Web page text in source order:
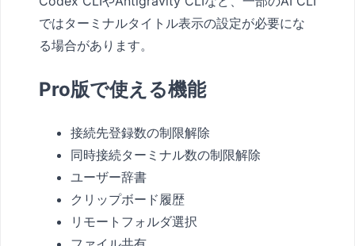
ではターミナルタイトル表示の設定が必要にな
る場合があります。
Pro版で使える機能
接続先登録数の制限解除
同時接続ターミナル数の制限解除
ユーザー辞書
クリップボード履歴
リモートフォルダ選択